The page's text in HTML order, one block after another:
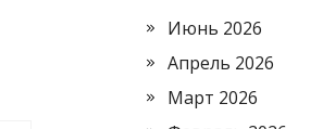
Июнь 2026
Апрель 2026
Март 2026